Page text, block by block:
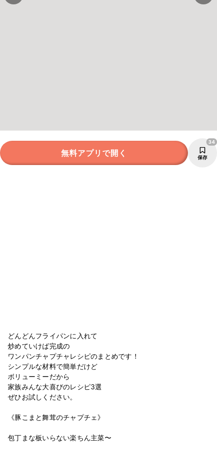
無料アプリで開く 保存
34
どんどんフライパンに入れて⁣
炒めていけば完成の⁣
ワンパンチャプチャレシピのまとめです！⁣
シンプルな材料で簡単だけど⁣
ボリューミーだから ⁣
家族みんな大喜びのレシピ3選⁣
ぜひお試しください。⁣
《豚こまと舞茸のチャプチェ》⁣
包丁まな板いらない楽ちん主菜〜⁣